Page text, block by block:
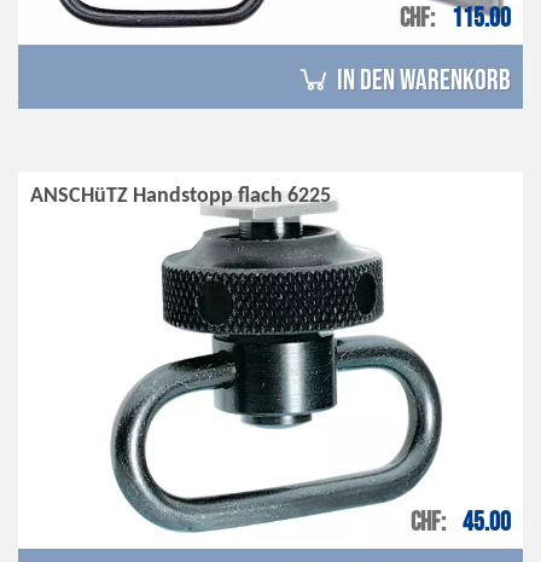
CHF 115.00
in den Warenkorb
ANSCHüTZ Handstopp flach 6225
CHF 45.00